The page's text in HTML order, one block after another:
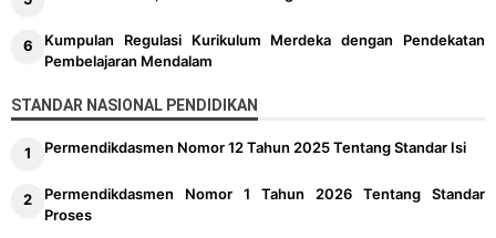
Kumpulan Regulasi Kurikulum Merdeka dengan Pendekatan
Pembelajaran Mendalam
STANDAR NASIONAL PENDIDIKAN
Permendikdasmen Nomor 12 Tahun 2025 Tentang Standar Isi
Permendikdasmen Nomor 1 Tahun 2026 Tentang Standar
Proses